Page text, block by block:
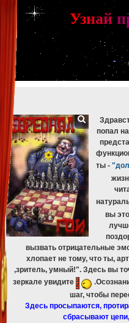
[phpBB Debug] PHP Warning : in file
mysqli_fetch_assoc(): Couldn't fetch
[phpBB Debug] PHP Warning: in file
mysqli_free_result(): Couldn't fetch
[phpBB Debug] PHP Warning
mysqli_fetch_assoc(): Couldn't fetch
[phpBB Debug] PHP Warning
: in file
mysqli_free_result(): Couldn't fetch
[phpBB Debug] PHP Warning: in file
mysqli_fetch_assoc(): Couldn't fetch
[phpBB Debug] PHP Warning
mysqli_free_result(): Couldn't fetch
Узнай п
попал
ты -
вы
вызвать отрицательные
хлопает не тому, что ты,
,зритель, умный!". Здесь вы
зеркале увидите
шаг, чтобы
Здесь просыпаются,
сбрасывают